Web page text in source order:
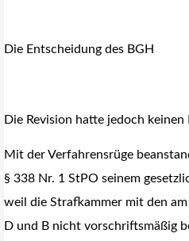
Die Entscheidung des BGH
Die Revision hatte jedoch keinen
Mit der Verfahrensrüge
§ 338 Nr. 1 StPO seinem
weil die Strafkammer mit den
D und B nicht vorschriftsmäßig